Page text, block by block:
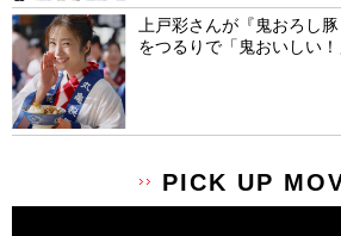
上戸彩さんが『鬼おろし
をつるりで「鬼おいしい！
PICK UP